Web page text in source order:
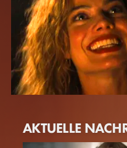
Margot Robbie
Nellie LaRoy
AKTUELLE